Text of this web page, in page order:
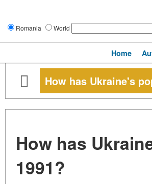
Romania World
Home
How has Ukraine's
How has
1991?